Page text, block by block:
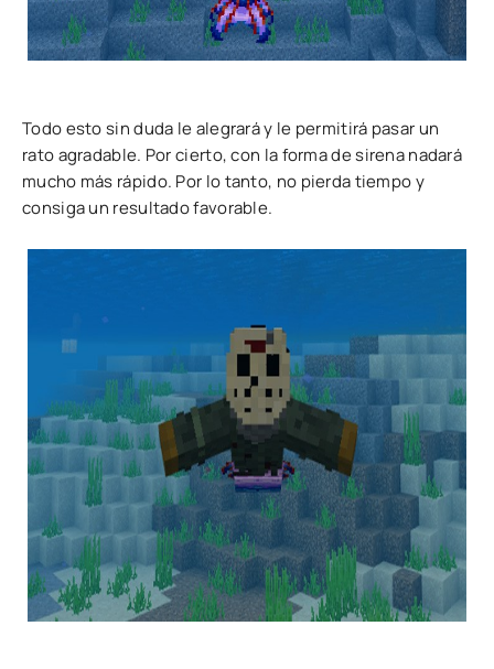
Todo esto sin duda le alegrará y le permitirá pasar un
rato agradable. Por cierto, con la forma de sirena nadará
mucho más rápido. Por lo tanto, no pierda tiempo y
consiga un resultado favorable.